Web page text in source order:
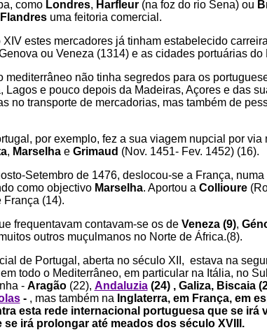
como Londres, Harfleur(na foz do rio Sena) ou
Flandresuma feitoria comercial.
XIV estes mercadores já tinham estabelecido
ou Veneza (1314) e as cidades portuárias do
mediterrâneo não tinha segredos para os
Lagos e pouco depois da Madeiras, Açores e das
no transporte de mercadorias, mas também de
por exemplo, fez a sua viagem nupcial por via
, Marselhae Grimaud (Nov. 1451- Fev. 1452) (16).
Setembro de 1476, deslocou-se a França,
como objectivo Marselha. Aportou a Collioure
França (14).
frequentavam contavam-se os de Veneza (9),
outros muçulmanos no Norte de África.(8).
de Portugal, aberta no século XII, estava na
todo o Mediterrâneo, em particular na Itália, no
- Aragão(22), Andaluzia(24) , Galiza, Biscaia
- , mas também na Inglaterra, em França, em
esta rede internacional portuguesa que se irá
irá prolongar até meados dos século XVIII.